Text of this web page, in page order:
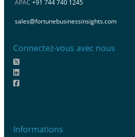
APAC +91 744 740 1245
sales@fortunebusinessinsights.com
Connectez-vous avec nous
Informations